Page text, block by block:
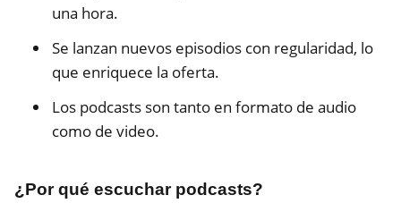
una hora.
Se lanzan nuevos episodios con regularidad, lo
que enriquece la oferta.
Los podcasts son tanto en formato de audio
como de video.
¿Por qué escuchar podcasts?